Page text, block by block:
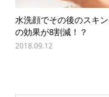
水洗顔でその後のスキ
の効果が8割減！？
2018.09.12